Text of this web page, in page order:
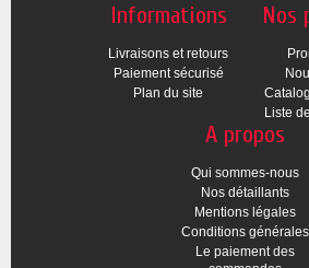
Informations
Livraisons et retours
Paiement sécurisé
Plan du site
Nos
Liste
A propos
Qui sommes-nous
Nos détaillants
Mentions légales
Conditions générales
Le paiement des